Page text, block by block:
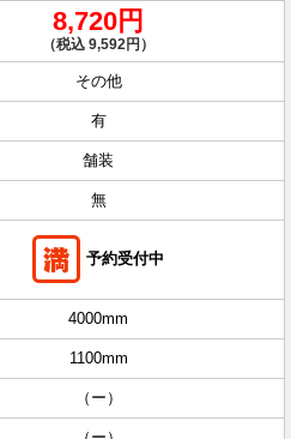
8,720円
（税込 9,592円）
その他
有
舗装
無
予約受付中
4000mm
1100mm
（ー）